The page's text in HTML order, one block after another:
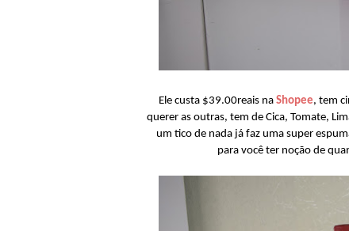
Ele custa $39.00reais na Shopee, tem
querer as outras, tem de Cica, Tomate,
um tico de nada já faz uma super
para você ter noção de